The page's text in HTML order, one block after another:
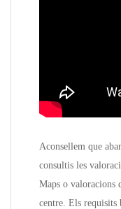
Aconsellem que
consultis les
Maps o valoracions
centre. Els requisits